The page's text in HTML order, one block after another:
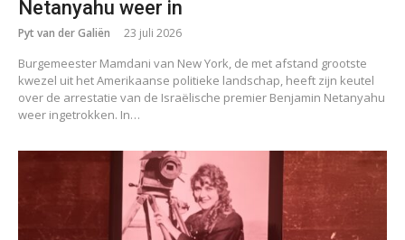
Netanyahu weer in
Pyt van der Galiën 23 juli 2026
Burgemeester Mamdani van New York, de met afstand grootste
kwezel uit het Amerikaanse politieke landschap, heeft zijn keutel
over de arrestatie van de Israëlische premier Benjamin Netanyahu
weer ingetrokken. In…